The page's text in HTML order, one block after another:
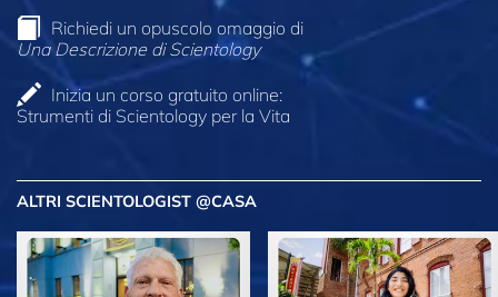
Richiedi un opuscolo omaggio di
Una Descrizione di Scientology
Inizia un corso gratuito online:
Strumenti di Scientology per la Vita
ALTRI SCIENTOLOGIST @CASA